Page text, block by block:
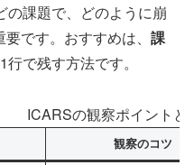
の課題で、どのように崩
です。おすすめは、 課
行で残す方法です。
ICARSの観察ポイントと
観察のコツ